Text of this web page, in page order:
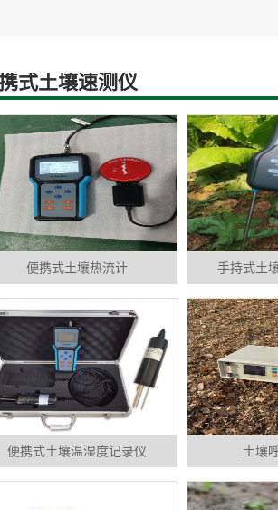
式土壤速测仪
便携式土壤热流计 手持式土
便携式土壤温湿度记录仪 土壤